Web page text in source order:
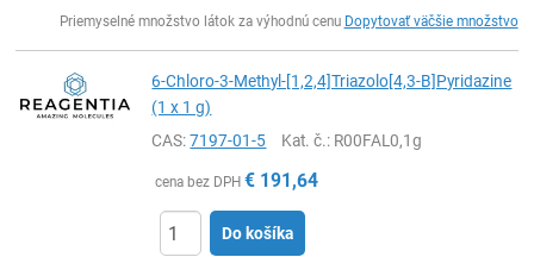
Priemyselné množstvo látok za výhodnú cenu Dopytovať väčšie množstvo
6-Chloro-3-Methyl-[1,2,4]Triazolo[4,3-B]Pyridazine
(1 x 1 g)
CAS:7197-01-5 Kat. č.: R00FAL0,1g
cena bez DPH € 191,64
Do košíka